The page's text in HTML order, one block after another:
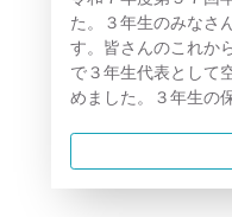
た。３年生のみなさ
す。皆さんのこれか
で３年生代表として
めました。３年生の